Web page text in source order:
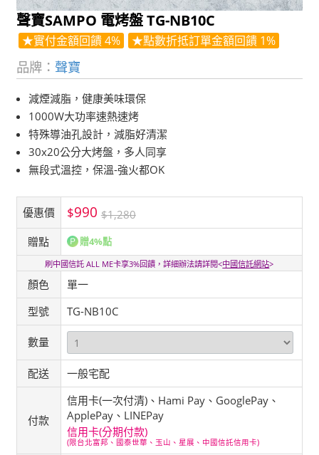
聲寶SAMPO 電烤盤 TG-NB10C
★實付金額回饋 4% ★點數折抵訂單金額回饋 1%
品牌： 聲寶
減煙減脂，健康美味環保
1000W大功率速熱速烤
特殊導油孔設計，減脂好清潔
30x20公分大烤盤，多人同享
無段式溫控，保溫-強火都OK
優惠價 $990 $1,280
贈點
贈4%點
刷中國信託 ALL ME卡享3%回饋，詳細辦法請詳閱<中國信託網站>
顏色
單一
型號
TG-NB10C
數量
配送 一般宅配
付款
信用卡(一次付清)、Hami Pay、GooglePay、
ApplePay、LINEPay
信用卡(分期付款)
(限台北富邦、國泰世華、玉山、星展、中國信託信用卡)